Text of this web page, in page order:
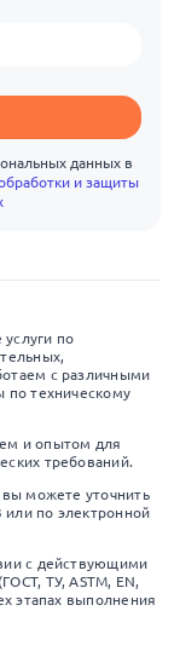
данных в
и защиты
по
с различными
по техническому
и опытом для
требований.
можете уточнить
по электронной
с действующими
ТУ, ASTM, EN,
этапах выполнения